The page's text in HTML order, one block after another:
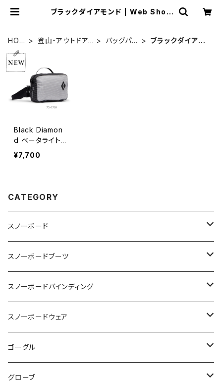
ブラックダイアモンド | Web Shop
HOM
登山・アウトドア
バッグパッ
ブラックダイアモ
Black Diamon
d ベータライト
サテライトバッグ
¥7,700
CATEGORY
スノーボード
OGASAKA
24-25 OGASAKA
25-26 OGASAKA
SCOOTER
24-25 SCOOTER
25-26 SCOOTER
YONEX
23-24 YONEX
24-25 YONEX
011 Artistic
BC STREAM
スノーボードブーツ
DEELUXE
24-25 DEELUXE
25-26 DEELUXE
BURTON
K2 TT snowsurfer boots
23-24 K2 TT Snowsurfer Boots
スノーボードバインディング
BURTON
UNION
24-25 UNION
FLUX
スノーボードウェア
VOLCOM
GREEN CLOTHING
ゴーグル
OAKLEY
グローブ